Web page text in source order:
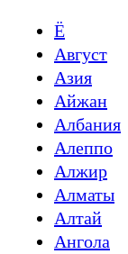
Ё
Август
Азия
Айжан
Албания
Алеппо
Алжир
Алматы
Алтай
Ангола